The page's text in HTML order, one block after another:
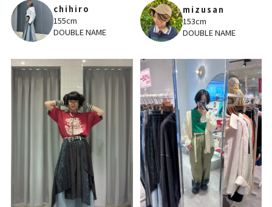
chihiro
155cm
DOUBLE NAME
mizusan
153cm
DOUBLE NAME